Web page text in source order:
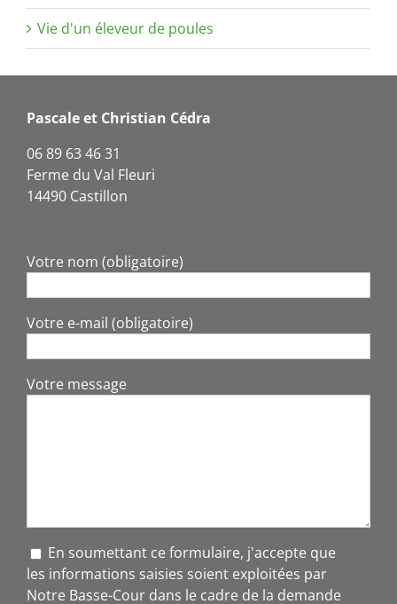
Vie d'un éleveur de poules
Pascale et Christian Cédra
06 89 63 46 31
Ferme du Val Fleuri
14490 Castillon
Votre nom (obligatoire)
Votre e-mail (obligatoire)
Votre message
En soumettant ce formulaire, j'accepte que
les informations saisies soient exploitées par
Notre Basse-Cour dans le cadre de la demande